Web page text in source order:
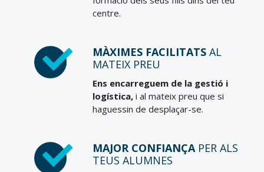
centre.
MÀXIMES FACILITATS AL
MATEIX PREU
Ens encarreguem de la gestió i
logística, i al mateix preu que si
haguessin de desplaçar-se.
MAJOR CONFIANÇA PER ALS
TEUS ALUMNES